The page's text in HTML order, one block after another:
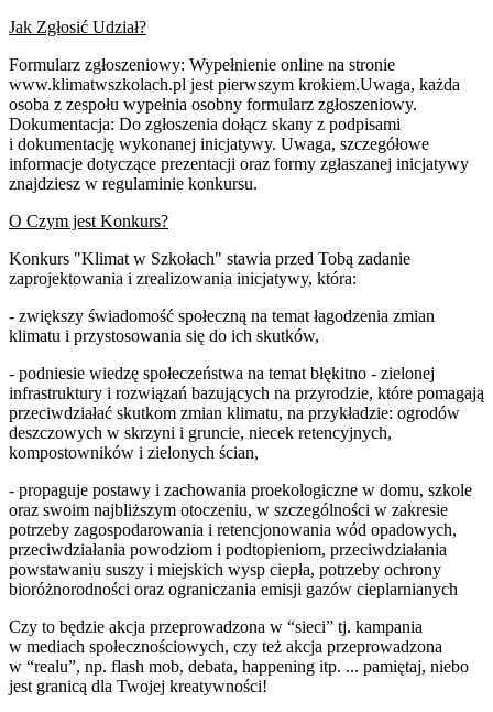
Jak Zgłosić Udział?
Formularz zgłoszeniowy: Wypełnienie online na stronie
www.klimatwszkolach.pl jest pierwszym krokiem.Uwaga, każda
osoba z zespołu wypełnia osobny formularz zgłoszeniowy.
Dokumentacja: Do zgłoszenia dołącz skany z podpisami
i dokumentację wykonanej inicjatywy. Uwaga, szczegółowe
informacje dotyczące prezentacji oraz formy zgłaszanej inicjatywy
znajdziesz w regulaminie konkursu.
O Czym jest Konkurs?
Konkurs "Klimat w Szkołach" stawia przed Tobą zadanie
zaprojektowania i zrealizowania inicjatywy, która:
- zwiększy świadomość społeczną na temat łagodzenia zmian
klimatu i przystosowania się do ich skutków,
- podniesie wiedzę społeczeństwa na temat błękitno - zielonej
infrastruktury i rozwiązań bazujących na przyrodzie, które pomagają
przeciwdziałać skutkom zmian klimatu, na przykładzie: ogrodów
deszczowych w skrzyni i gruncie, niecek retencyjnych,
kompostowników i zielonych ścian,
- propaguje postawy i zachowania proekologiczne w domu, szkole
oraz swoim najbliższym otoczeniu, w szczególności w zakresie
potrzeby zagospodarowania i retencjonowania wód opadowych,
przeciwdziałania powodziom i podtopieniom, przeciwdziałania
powstawaniu suszy i miejskich wysp ciepła, potrzeby ochrony
bioróżnorodności oraz ograniczania emisji gazów cieplarnianych
Czy to będzie akcja przeprowadzona w “sieci” tj. kampania
w mediach społecznościowych, czy też akcja przeprowadzona
w “realu”, np. flash mob, debata, happening itp. ... pamiętaj, niebo
jest granicą dla Twojej kreatywności!